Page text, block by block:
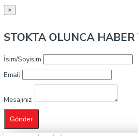
×
STOKTA OLUNCA HABER
İsim/Soyisim
Email
Mesajınız
Gönder